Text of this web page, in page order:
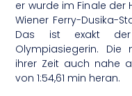
er wurde im Finale der
Wiener Ferry-Dusika-
Das ist exakt der
Olympiasiegerin. Die
ihrer Zeit auch nahe
von 1:54,61 min heran.